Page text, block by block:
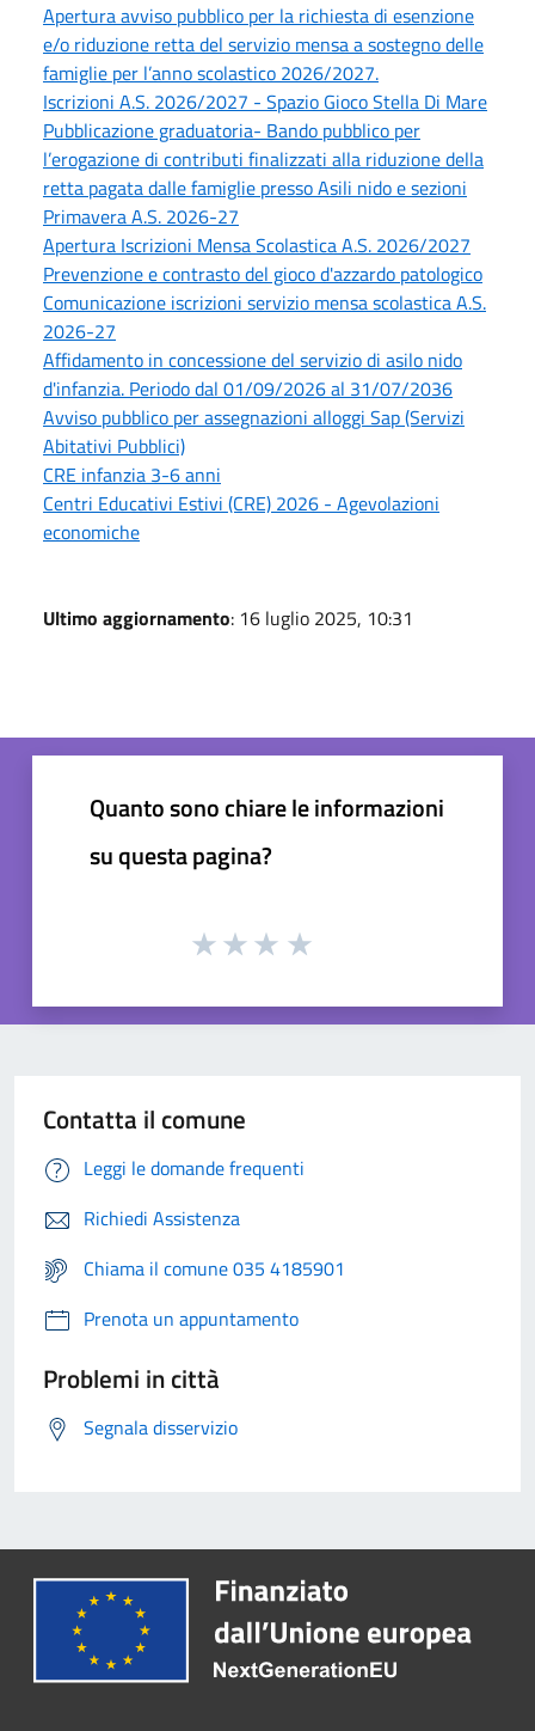
Apertura avviso pubblico per la richiesta di esenzione
e/o riduzione retta del servizio mensa a sostegno delle
famiglie per l’anno scolastico 2026/2027.
Iscrizioni A.S. 2026/2027 - Spazio Gioco Stella Di Mare
Pubblicazione graduatoria- Bando pubblico per
l’erogazione di contributi finalizzati alla riduzione della
retta pagata dalle famiglie presso Asili nido e sezioni
Primavera A.S. 2026-27
Apertura Iscrizioni Mensa Scolastica A.S. 2026/2027
Prevenzione e contrasto del gioco d'azzardo patologico
Comunicazione iscrizioni servizio mensa scolastica A.S.
2026-27
Affidamento in concessione del servizio di asilo nido
d'infanzia. Periodo dal 01/09/2026 al 31/07/2036
Avviso pubblico per assegnazioni alloggi Sap (Servizi
Abitativi Pubblici)
CRE infanzia 3-6 anni
Centri Educativi Estivi (CRE) 2026 - Agevolazioni
economiche
Ultimo aggiornamento: 16 luglio 2025, 10:31
Quanto sono chiare le informazioni
su questa pagina?
Contatta il comune
Leggi le domande frequenti
Richiedi Assistenza
Chiama il comune 035 4185901
Prenota un appuntamento
Problemi in città
Segnala disservizio